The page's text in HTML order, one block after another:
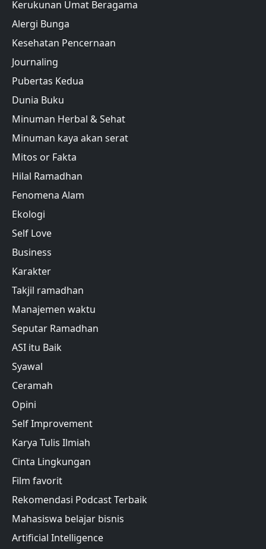
Kerukunan Umat Beragama
Alergi Bunga
Kesehatan Pencernaan
Journaling
Pubertas Kedua
Dunia Buku
Minuman Herbal & Sehat
Minuman kaya akan serat
Mitos or Fakta
Hilal Ramadhan
Fenomena Alam
Ekologi
Self Love
Business
Karakter
Takjil ramadhan
Manajemen waktu
Seputar Ramadhan
ASI itu Baik
Syawal
Ceramah
Opini
Self Improvement
Karya Tulis Ilmiah
Cinta Lingkungan
Film favorit
Rekomendasi Podcast Terbaik
Mahasiswa belajar bisnis
Artificial Intelligence